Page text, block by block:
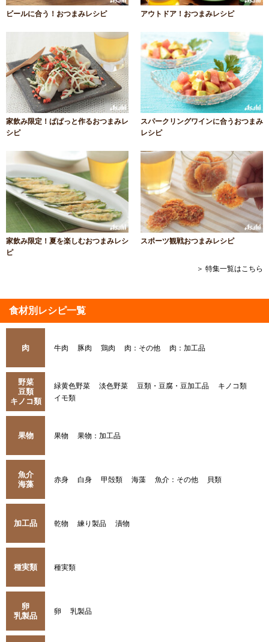
ビールに合う！おつまみレシピ アウトドア！おつまみレシピ
家飲み限定！ぱぱっと作るおつまみレ
シピ
スパークリングワインに合うおつまみ
レシピ
家飲み限定！夏を楽しむおつまみレシ
ピ
スポーツ観戦おつまみレシピ
＞ 特集一覧はこちら
食材別レシピ一覧
肉 牛肉 豚肉 鶏肉 肉：その他 肉：加工品
野菜
豆類
キノコ類
緑黄色野菜 淡色野菜 豆類・豆腐・豆加工品
キノコ類
イモ類
果物 果物 果物：加工品
魚介
海藻
赤身 白身 甲殻類 海藻 魚介：その他 貝類
加工品 乾物 練り製品 漬物
種実類 種実類
卵
乳製品
卵 乳製品